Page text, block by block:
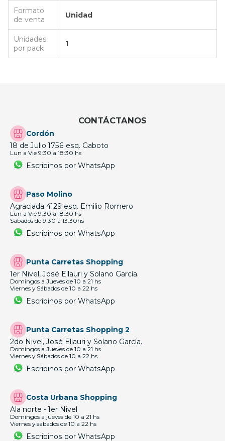
Formato
de venta
Unidad
Unidades
por pack
1
CONTÁCTANOS
Cordón
18 de Julio 1756 esq. Gaboto
Lun a Vie 9:30 a 18:30 hs
Escribinos por WhatsApp
Paso Molino
Agraciada 4129 esq. Emilio Romero
Lun a Vie 9:30 a 18:30 hs
Sabados de 9:30 a 13:30hs
Escribinos por WhatsApp
Punta Carretas Shopping
1er Nivel, José Ellauri y Solano García.
Domingos a Jueves de 10 a 21 hs
Viernes y Sábados de 10 a 22 hs
Escribinos por WhatsApp
Punta Carretas Shopping 2
2do Nivel, José Ellauri y Solano García.
Domingos a Jueves de 10 a 21 hs
Viernes y Sábados de 10 a 22 hs
Escribinos por WhatsApp
Costa Urbana Shopping
Ala norte - 1er Nivel
Domingos a jueves de 10 a 21 hs
Viernes y sabados de 10 a 22 hs
Escribinos por WhatsApp